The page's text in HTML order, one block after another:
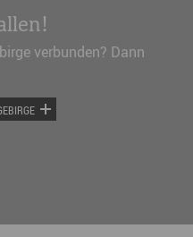
verbunden? Dann